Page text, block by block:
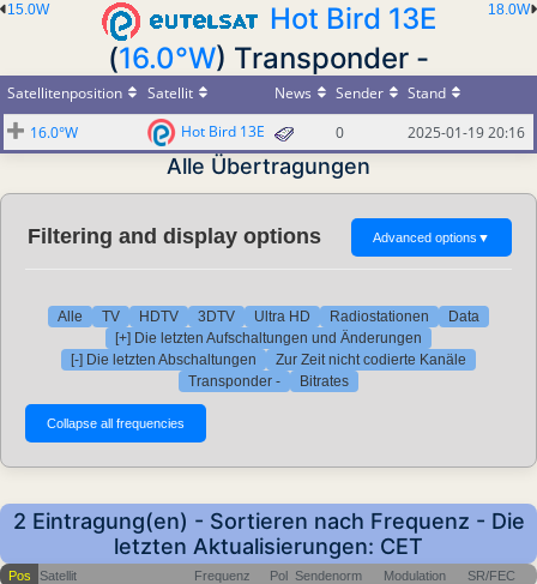
18.0W
15.0W
Hot Bird 13E
(16.0°W) Transponder -
Satellitenposition Satellit News Sender
Stand
16.0°W
Hot Bird 13E 0 2025-01-19 20:16
Alle Übertragungen
Filtering and display options Advanced options ▼
Alle TV HDTV 3DTV Ultra HD Radiostationen
Data
[+] Die letzten Aufschaltungen und Änderungen
[-] Die letzten Abschaltungen
Zur Zeit nicht codierte Kanäle
Transponder -
Bitrates
2 Eintragung(en) - Sortieren nach Frequenz - Die
letzten Aktualisierungen: CET
Pos Satellit Frequenz Pol Sendenorm Modulation SR/FEC